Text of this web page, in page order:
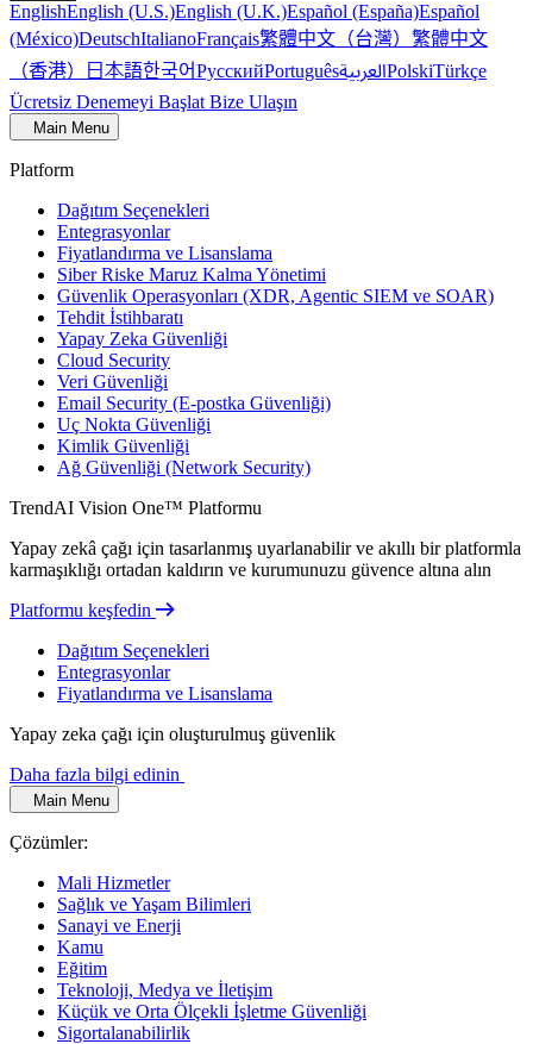
EnglishEnglish (U.S.)English (U.K.)Español (España)Español
(México)DeutschItalianoFrançais繁體中文（台灣） 繁體中文
（香港） 日本語한국어РусскийPortuguêsالعربيةPolskiTürkçe
Ücretsiz Denemeyi Başlat Bize Ulaşın
Main Menu
Platform
Dağıtım Seçenekleri
Entegrasyonlar
Fiyatlandırma ve Lisanslama
Siber Riske Maruz Kalma Yönetimi
Güvenlik Operasyonları (XDR, Agentic SIEM ve SOAR)
Tehdit İstihbaratı
Yapay Zeka Güvenliği
Cloud Security
Veri Güvenliği
Email Security (E-postka Güvenliği)
Uç Nokta Güvenliği
Kimlik Güvenliği
Ağ Güvenliği (Network Security)
TrendAI Vision One™ Platformu
Yapay zekâ çağı için tasarlanmış uyarlanabilir ve akıllı bir platformla
karmaşıklığı ortadan kaldırın ve kurumunuzu güvence altına alın
Platformu keşfedin
Dağıtım Seçenekleri
Entegrasyonlar
Fiyatlandırma ve Lisanslama
Yapay zeka çağı için oluşturulmuş güvenlik
Daha fazla bilgi edinin
Main Menu
Çözümler:
Mali Hizmetler
Sağlık ve Yaşam Bilimleri
Sanayi ve Enerji
Kamu
Eğitim
Teknoloji, Medya ve İletişim
Küçük ve Orta Ölçekli İşletme Güvenliği
Sigortalanabilirlik